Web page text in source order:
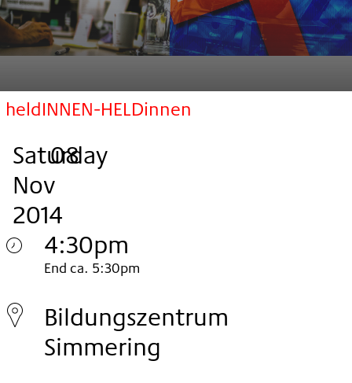
heldINNEN-HELDinnen
Saturday
, 08
.
Nov
2014
.
4:30pm
Saturday
08.
Nov
2014
End ca. 5:30pm
Bildungszentrum
Simmering